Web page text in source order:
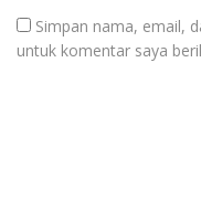
Simpan nama, email,
untuk komentar saya